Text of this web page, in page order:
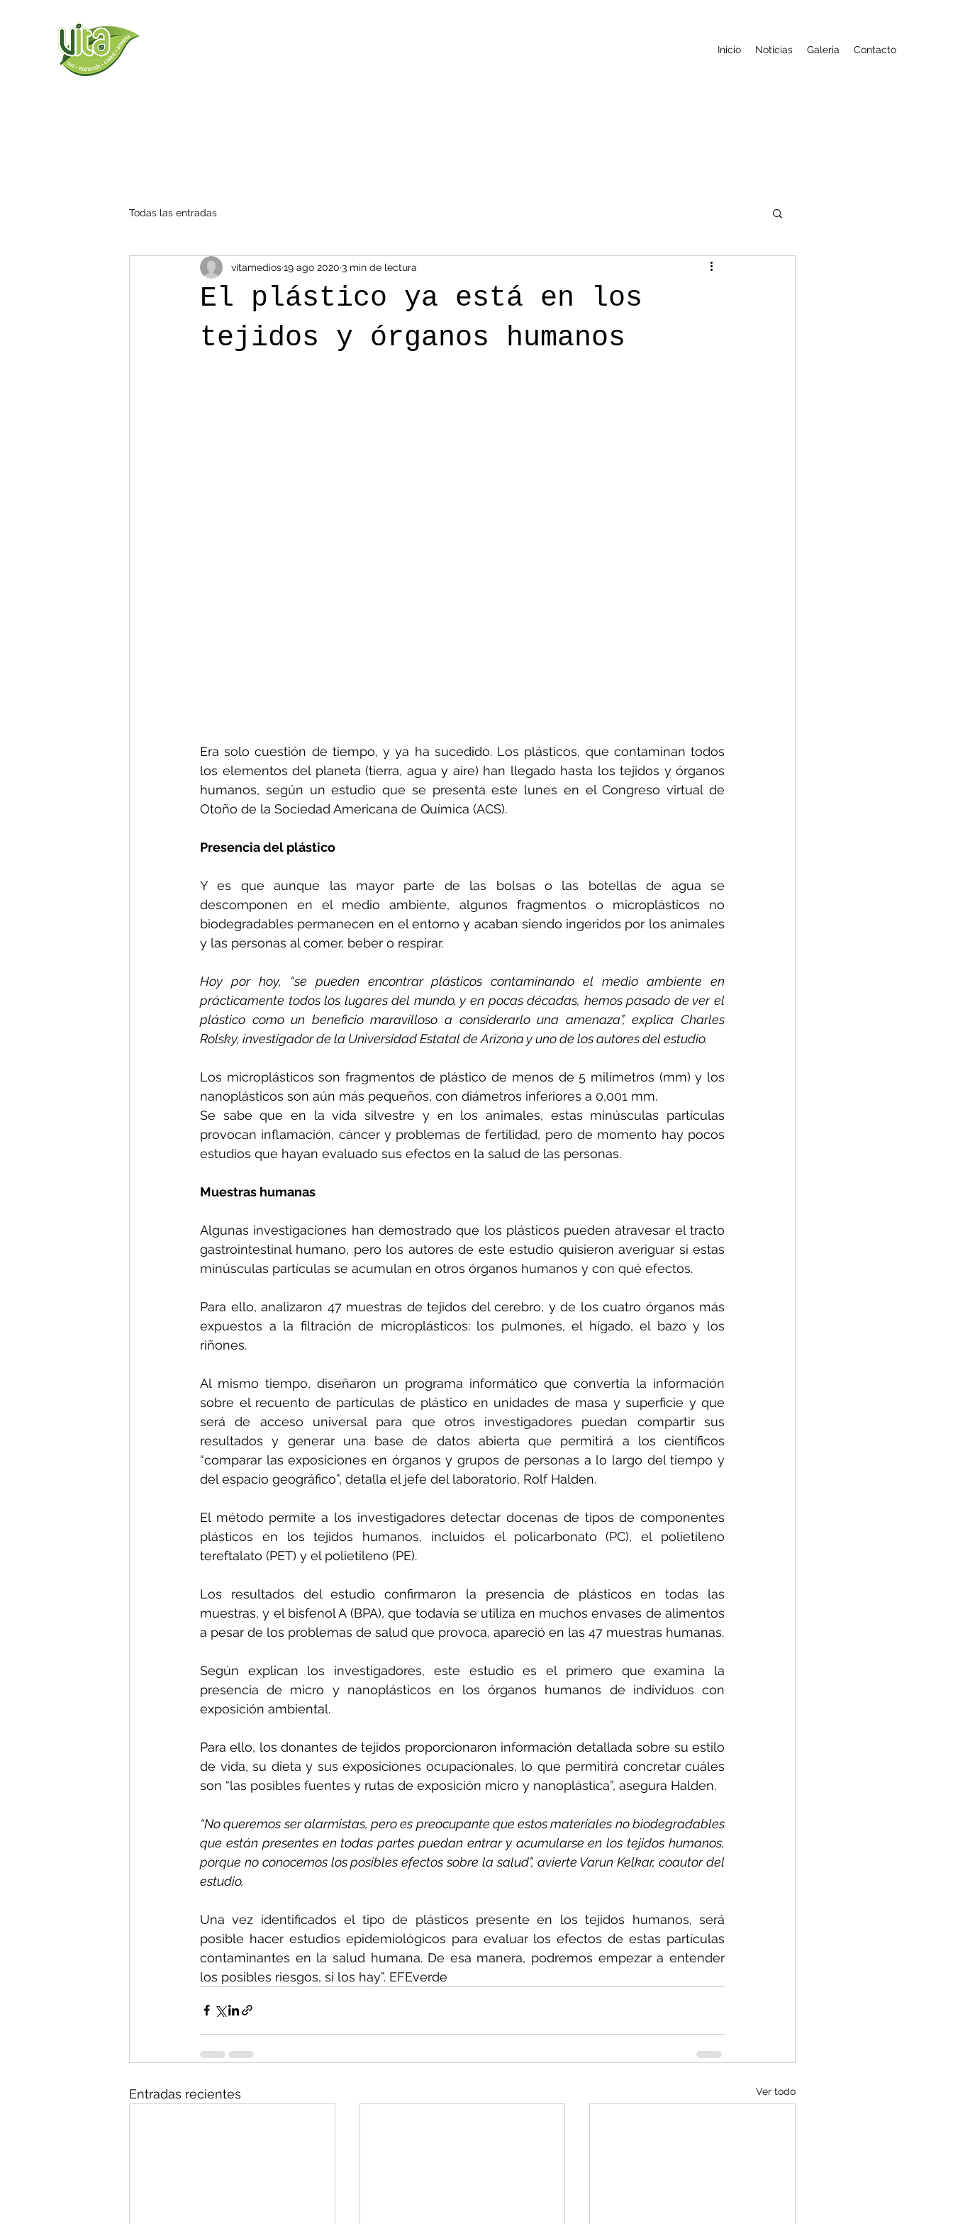
Inicio Noticias Galeria Contacto
Todas las entradas
El plástico ya está en los
tejidos y órganos humanos
vitamedios19 ago 2020 3 min de lectura
Era solo cuestión de tiempo, y ya ha sucedido. Los plásticos, que contaminan todos
los elementos del planeta (tierra, agua y aire) han llegado hasta los tejidos y órganos
humanos, según un estudio que se presenta este lunes en el Congreso virtual de
Otoño de la Sociedad Americana de Química (ACS).
Presencia del plástico
Y es que aunque las mayor parte de las bolsas o las botellas de agua se
descomponen en el medio ambiente, algunos fragmentos o microplásticos no
biodegradables permanecen en el entorno y acaban siendo ingeridos por los animales
y las personas al comer, beber o respirar.
Hoy por hoy, “se pueden encontrar plásticos contaminando el medio ambiente en
prácticamente todos los lugares del mundo, y en pocas décadas, hemos pasado de ver el
plástico como un beneficio maravilloso a considerarlo una amenaza”, explica Charles
Rolsky, investigador de la Universidad Estatal de Arizona y uno de los autores del estudio.
Los microplásticos son fragmentos de plástico de menos de 5 milímetros (mm) y los
nanoplásticos son aún más pequeños, con diámetros inferiores a 0,001 mm.
Se sabe que en la vida silvestre y en los animales, estas minúsculas partículas
provocan inflamación, cáncer y problemas de fertilidad, pero de momento hay pocos
estudios que hayan evaluado sus efectos en la salud de las personas.
Muestras humanas
Algunas investigaciones han demostrado que los plásticos pueden atravesar el tracto
gastrointestinal humano, pero los autores de este estudio quisieron averiguar si estas
minúsculas partículas se acumulan en otros órganos humanos y con qué efectos.
Para ello, analizaron 47 muestras de tejidos del cerebro, y de los cuatro órganos más
expuestos a la filtración de microplásticos: los pulmones, el hígado, el bazo y los
riñones.
Al mismo tiempo, diseñaron un programa informático que convertía la información
sobre el recuento de partículas de plástico en unidades de masa y superficie y que
será de acceso universal para que otros investigadores puedan compartir sus
resultados y generar una base de datos abierta que permitirá a los científicos
“comparar las exposiciones en órganos y grupos de personas a lo largo del tiempo y
del espacio geográfico”, detalla el jefe del laboratorio, Rolf Halden.
El método permite a los investigadores detectar docenas de tipos de componentes
plásticos en los tejidos humanos, incluidos el policarbonato (PC), el polietileno
tereftalato (PET) y el polietileno (PE).
Los resultados del estudio confirmaron la presencia de plásticos en todas las
muestras, y el bisfenol A (BPA), que todavía se utiliza en muchos envases de alimentos
a pesar de los problemas de salud que provoca, apareció en las 47 muestras humanas.
Según explican los investigadores, este estudio es el primero que examina la
presencia de micro y nanoplásticos en los órganos humanos de individuos con
exposición ambiental.
Para ello, los donantes de tejidos proporcionaron información detallada sobre su estilo
de vida, su dieta y sus exposiciones ocupacionales, lo que permitirá concretar cuáles
son “las posibles fuentes y rutas de exposición micro y nanoplástica”, asegura Halden.
“No queremos ser alarmistas, pero es preocupante que estos materiales no biodegradables
que están presentes en todas partes puedan entrar y acumularse en los tejidos humanos,
porque no conocemos los posibles efectos sobre la salud”, avierte Varun Kelkar, coautor del
estudio.
Una vez identificados el tipo de plásticos presente en los tejidos humanos, será
posible hacer estudios epidemiológicos para evaluar los efectos de estas partículas
contaminantes en la salud humana. De esa manera, podremos empezar a entender
los posibles riesgos, si los hay”. EFEverde
Entradas recientes Ver todo